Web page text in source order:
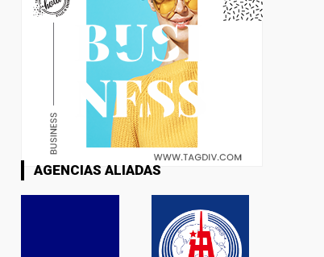
AGENCIAS ALIADAS